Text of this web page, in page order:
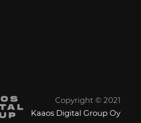
Copyright © 2021
Kaaos Digital Group Oy